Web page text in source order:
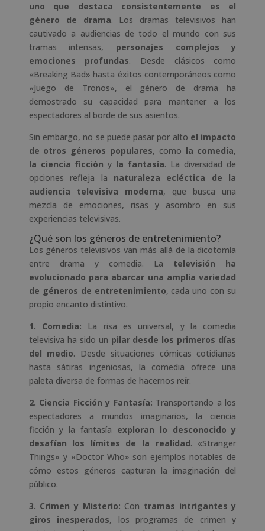
uno que destaca consistentemente es el
género de drama. Los dramas televisivos han
cautivado a audiencias de todo el mundo con sus
tramas intensas, personajes complejos y
emociones profundas. Desde clásicos como
«Breaking Bad» hasta éxitos contemporáneos como
«Juego de Tronos», el género de drama ha
demostrado su capacidad para mantener a los
espectadores al borde de sus asientos.
Sin embargo, no se puede pasar por alto el impacto
de otros géneros populares, como la comedia,
la ciencia ficción y la fantasía. La diversidad de
opciones refleja la naturaleza ecléctica de la
audiencia televisiva moderna, que busca una
mezcla de emociones, risas y asombro en sus
experiencias televisivas.
¿Qué son los géneros de entretenimiento?
Los géneros televisivos van más allá de la dicotomía
entre drama y comedia. La televisión ha
evolucionado para abarcar una amplia variedad
de géneros de entretenimiento, cada uno con su
propio encanto distintivo.
1. Comedia: La risa es universal, y la comedia
televisiva ha sido un pilar desde los primeros días
del medio. Desde situaciones cómicas cotidianas
hasta sátiras ingeniosas, la comedia ofrece una
paleta diversa de formas de hacernos reír.
2. Ciencia Ficción y Fantasía: Transportando a los
espectadores a mundos imaginarios, la ciencia
ficción y la fantasía exploran lo desconocido y
desafían los límites de la realidad. «Stranger
Things» y «Doctor Who» son ejemplos notables de
cómo estos géneros capturan la imaginación del
público.
3. Crimen y Misterio: Con tramas intrigantes y
giros inesperados, los programas de crimen y